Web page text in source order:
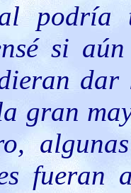
podría
si
dar
gran
fueran